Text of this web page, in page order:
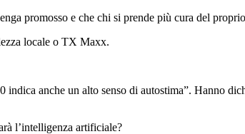
promosso e che chi si prende più cura del
locale o TX Maxx.
anche un alto senso di autostima”. Hanno
l’intelligenza artificiale?